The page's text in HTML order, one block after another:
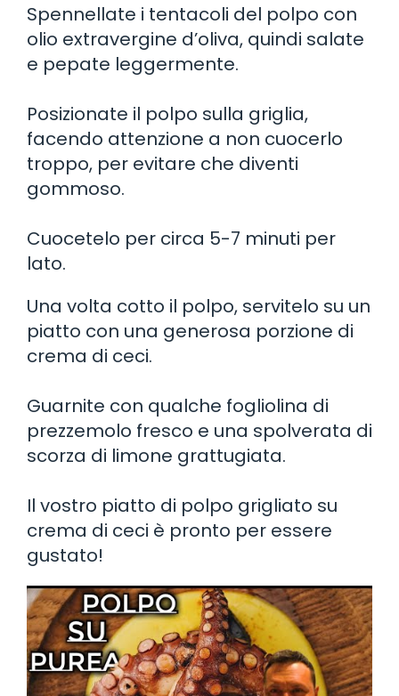
Spennellate i tentacoli del polpo con
olio extravergine d’oliva, quindi salate
e pepate leggermente.
Posizionate il polpo sulla griglia,
facendo attenzione a non cuocerlo
troppo, per evitare che diventi
gommoso.
Cuocetelo per circa 5-7 minuti per
lato.
Una volta cotto il polpo, servitelo su un
piatto con una generosa porzione di
crema di ceci.
Guarnite con qualche fogliolina di
prezzemolo fresco e una spolverata di
scorza di limone grattugiata.
Il vostro piatto di polpo grigliato su
crema di ceci è pronto per essere
gustato!